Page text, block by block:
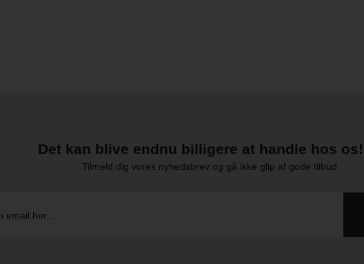
Det kan blive endnu billigere at handle hos
Tilmeld dig vores nyhedsbrev og gå ikke glip af gode tilbud